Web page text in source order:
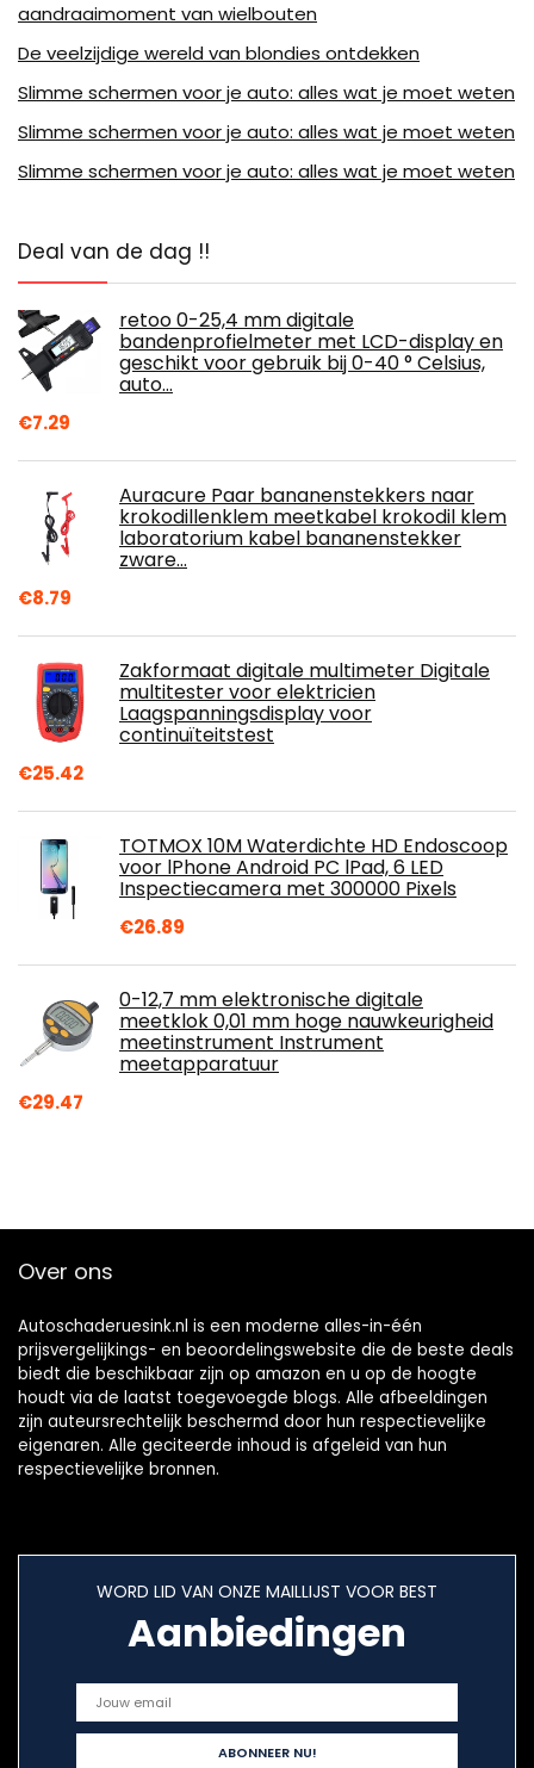
aandraaimoment van wielbouten
De veelzijdige wereld van blondies ontdekken
Slimme schermen voor je auto: alles wat je moet weten
Slimme schermen voor je auto: alles wat je moet weten
Slimme schermen voor je auto: alles wat je moet weten
Deal van de dag !!
retoo 0-25,4 mm digitale
bandenprofielmeter met LCD-display en
geschikt voor gebruik bij 0-40 ° Celsius,
auto…
€7.29
Auracure Paar bananenstekkers naar
krokodillenklem meetkabel krokodil klem
laboratorium kabel bananenstekker
zware…
€8.79
Zakformaat digitale multimeter Digitale
multitester voor elektricien
Laagspanningsdisplay voor
continuïteitstest
€25.42
TOTMOX 10M Waterdichte HD Endoscoop
voor lPhone Android PC lPad, 6 LED
Inspectiecamera met 300000 Pixels
€26.89
0-12,7 mm elektronische digitale
meetklok 0,01 mm hoge nauwkeurigheid
meetinstrument Instrument
meetapparatuur
€29.47
Over ons
Autoschaderuesink.nl is een moderne alles-in-één
prijsvergelijkings- en beoordelingswebsite die de beste deals
biedt die beschikbaar zijn op amazon en u op de hoogte
houdt via de laatst toegevoegde blogs. Alle afbeeldingen
zijn auteursrechtelijk beschermd door hun respectievelijke
eigenaren. Alle geciteerde inhoud is afgeleid van hun
respectievelijke bronnen.
WORD LID VAN ONZE MAILLIJST VOOR BEST
Aanbiedingen